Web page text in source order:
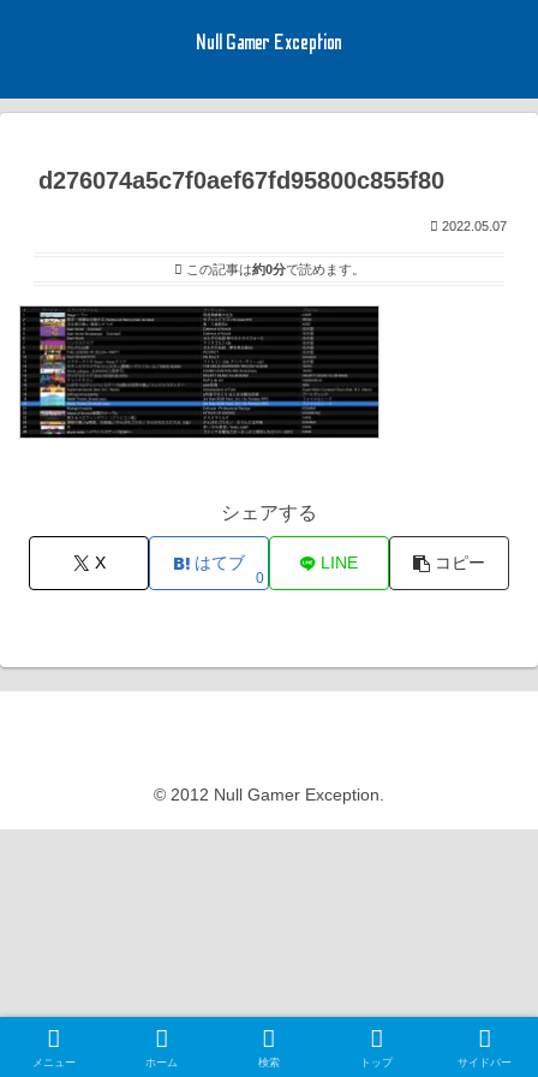
Null Gamer Exception
d276074a5c7f0aef67fd95800c855f80
2022.05.07
この記事は約0分で読めます。
シェアする
X はてブ
0
LINE コピー
© 2012 Null Gamer Exception.
メニュー ホーム 検索 トップ サイドバー